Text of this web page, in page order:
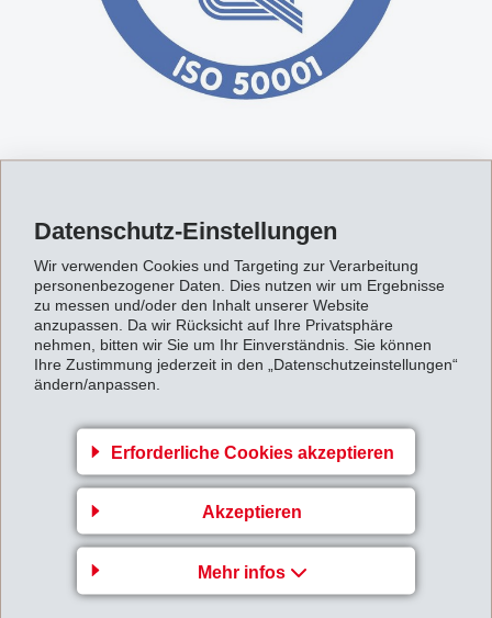
Datenschutz-Einstellungen
Wir verwenden Cookies und Targeting zur Verarbeitung
personenbezogener Daten. Dies nutzen wir um Ergebnisse
zu messen und/oder den Inhalt unserer Website
anzupassen. Da wir Rücksicht auf Ihre Privatsphäre
nehmen, bitten wir Sie um Ihr Einverständnis. Sie können
Ihre Zustimmung jederzeit in den „Datenschutzeinstellungen“
ändern/anpassen.
Erforderliche Cookies akzeptieren
Akzeptieren
Mehr infos
EcoVadis Bewertung
Nachhaltigkeitsbewertung von Unternehmen
Transparenz der ökologischen, sozialen und ethischen
Leistung (Vergleichbarkeit)
Unabhängige, externe und beweisbasierte Bewertung
Verpflichtung für nachhaltige Verbesserungen